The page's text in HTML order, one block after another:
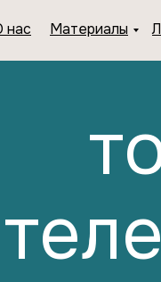
нас Материалы